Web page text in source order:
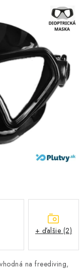
na freediving,
+ ďalšie (2)